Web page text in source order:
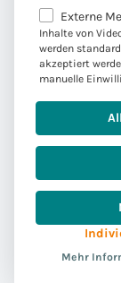
s
t
ä
n
i
*
Sie können
die Zukunft
Nachricht an
Übersicht
Zum
Externe
Inhalte von
werden
akzeptiert
manuelle
Mehr